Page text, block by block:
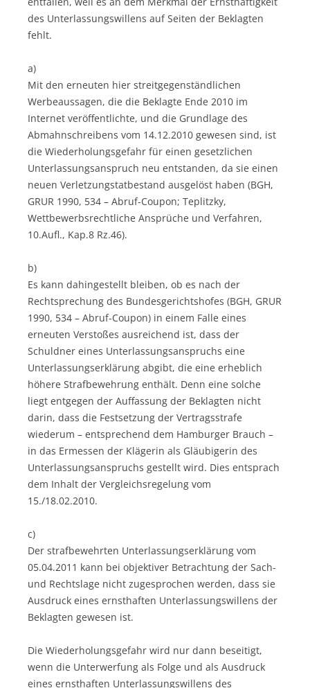
des Unterlassungswillens auf Seiten der Beklagten
fehlt.
a)
Mit den erneuten hier streitgegenständlichen
Werbeaussagen, die die Beklagte Ende 2010 im
Internet veröffentlichte, und die Grundlage des
Abmahnschreibens vom 14.12.2010 gewesen sind, ist
die Wiederholungsgefahr für einen gesetzlichen
Unterlassungsanspruch neu entstanden, da sie einen
neuen Verletzungstatbestand ausgelöst haben (BGH,
GRUR 1990, 534 – Abruf-Coupon; Teplitzky,
Wettbewerbsrechtliche Ansprüche und Verfahren,
10.Aufl., Kap.8 Rz.46).
b)
Es kann dahingestellt bleiben, ob es nach der
Rechtsprechung des Bundesgerichtshofes (BGH, GRUR
1990, 534 – Abruf-Coupon) in einem Falle eines
erneuten Verstoßes ausreichend ist, dass der
Schuldner eines Unterlassungsanspruchs eine
Unterlassungserklärung abgibt, die eine erheblich
höhere Strafbewehrung enthält. Denn eine solche
liegt entgegen der Auffassung der Beklagten nicht
darin, dass die Festsetzung der Vertragsstrafe
wiederum – entsprechend dem Hamburger Brauch –
in das Ermessen der Klägerin als Gläubigerin des
Unterlassungsanspruchs gestellt wird. Dies entsprach
dem Inhalt der Vergleichsregelung vom
15./18.02.2010.
c)
Der strafbewehrten Unterlassungserklärung vom
05.04.2011 kann bei objektiver Betrachtung der Sach-
und Rechtslage nicht zugesprochen werden, dass sie
Ausdruck eines ernsthaften Unterlassungswillens der
Beklagten gewesen ist.
Die Wiederholungsgefahr wird nur dann beseitigt,
wenn die Unterwerfung als Folge und als Ausdruck
eines ernsthaften Unterlassungswillens des